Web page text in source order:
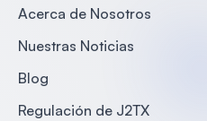
Acerca de Nosotros
Nuestras Noticias
Blog
Regulación de J2TX